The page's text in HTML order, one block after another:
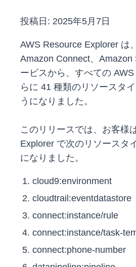
投稿日: 2025年5月7日
AWS Resource Explorer は
Amazon Connect、Amazon
ービスから、すべての
らに 41 種類のリソースタ
うになりました。
このリリースでは、お客様
Explorer で次のリソースタ
になりました。
cloud9:environment
cloudtrail:eventdatastore
connect:instance/rule
connect:instance/task-
connect:phone-number